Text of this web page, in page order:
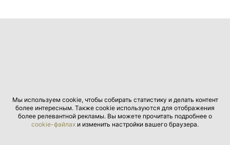
Мы используем cookie, чтобы собирать статистику и делать контент
более интересным. Также cookie используются для отображения
более релевантной рекламы. Вы можете прочитать подробнее о
cookie-файлах и изменить настройки вашего браузера.